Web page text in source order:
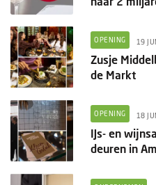
OPENING 19
Zusje
de Markt
OPENING 18
IJs- en
deuren in